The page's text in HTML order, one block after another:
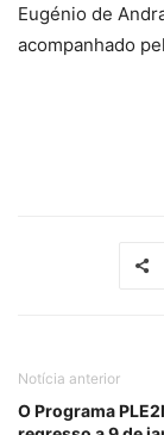
Eugénio de
acompanhado
Notícia anterior
O Programa